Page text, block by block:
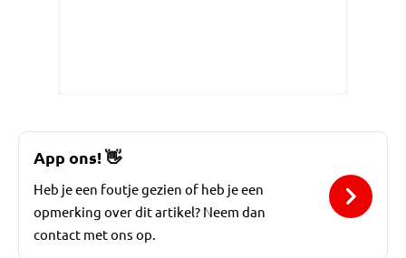
App ons!👋
Heb je een foutje gezien of heb je een
opmerking over dit artikel? Neem dan
contact met ons op.